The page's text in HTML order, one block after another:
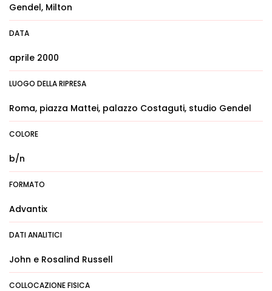
Gendel, Milton
DATA
aprile 2000
LUOGO DELLA RIPRESA
Roma, piazza Mattei, palazzo Costaguti, studio Gendel
COLORE
b/n
FORMATO
Advantix
DATI ANALITICI
John e Rosalind Russell
COLLOCAZIONE FISICA